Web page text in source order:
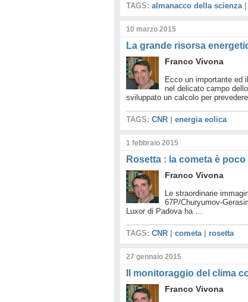
TAGS: almanacco della scienza|
10 marzo 2015
La grande risorsa
Franco Vivona
Ecco un importante ed
nel delicato campo
sviluppato un calcolo per
TAGS: CNR energia eolica
1 febbraio 2015
Rosetta : la cometa è
Franco Vivona
Le straordinarie
67P/Churyumov-
Luxor di Padova ha …
TAGS: CNR cometa| rosetta
27 gennaio 2015
Il monitoraggio del clima
Franco Vivona